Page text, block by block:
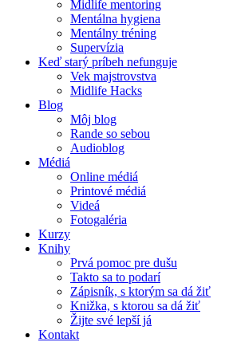
Midlife mentoring
Mentálna hygiena
Mentálny tréning
Supervízia
Keď starý príbeh nefunguje
Vek majstrovstva
Midlife Hacks
Blog
Môj blog
Rande so sebou
Audioblog
Médiá
Online médiá
Printové médiá
Videá
Fotogaléria
Kurzy
Knihy
Prvá pomoc pre dušu
Takto sa to podarí
Zápisník, s ktorým sa dá žiť
Knižka, s ktorou sa dá žiť
Žijte své lepší já
Kontakt